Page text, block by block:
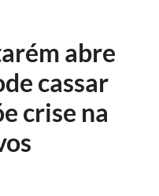
abre
cassar
crise na